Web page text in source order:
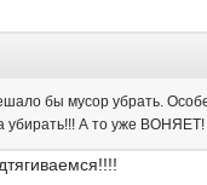
бы мусор убрать.
убирать!!! А то уже